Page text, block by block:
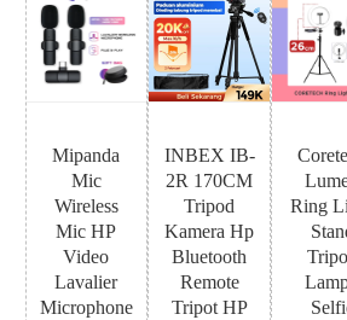
Mipanda
Mic
Wireless
Mic HP
Video
Lavalier
Microphone
INBEX IB-
2R 170CM
Tripod
Kamera Hp
Bluetooth
Remote
Tripot HP
Ring